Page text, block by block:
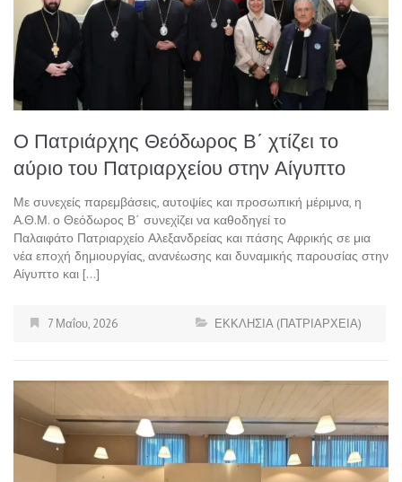
Ο Πατριάρχης Θεόδωρος Β΄ χτίζει το
αύριο του Πατριαρχείου στην Αίγυπτο
Με συνεχείς παρεμβάσεις, αυτοψίες και προσωπική μέριμνα, η
Α.Θ.Μ. ο Θεόδωρος Β΄ συνεχίζει να καθοδηγεί το
Παλαιφάτο Πατριαρχείο Αλεξανδρείας και πάσης Αφρικής σε μια
νέα εποχή δημιουργίας, ανανέωσης και δυναμικής παρουσίας στην
Αίγυπτο και […]
7 Μαΐου, 2026 ΕΚΚΛΗΣΙΑ (ΠΑΤΡΙΑΡΧΕΙΑ)